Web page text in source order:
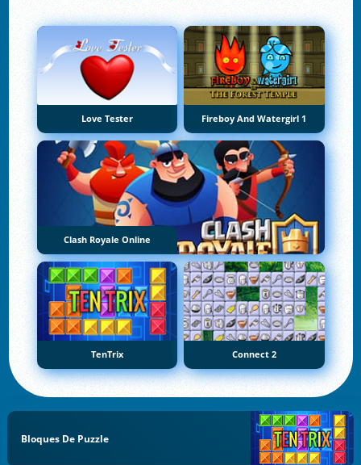
Love Tester Fireboy And Watergirl 1
Clash Royale Online
TenTrix Connect 2
Bloques De Puzzle